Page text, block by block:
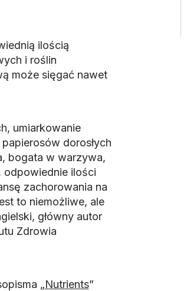
ilością
i roślin
może sięgać nawet
umiarkowanie
dorosłych
bogata w warzywa,
odpowiednie ilości
zachorowania na
to niemożliwe, ale
główny autor
Zdrowia
„Nutrients”